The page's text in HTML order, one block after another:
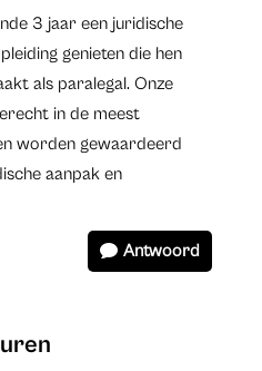
3 jaar een juridische
genieten die hen
als paralegal. Onze
in de meest
worden gewaardeerd
aanpak en
Antwoord